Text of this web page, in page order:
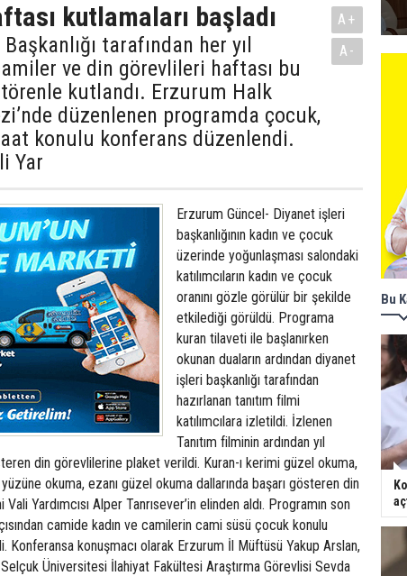
kutlamaları başladı
tarafından her yıl
ve din görevlileri haftası bu
törenle kutlandı. Erzurum Halk
düzenlenen programda çocuk,
konulu konferans düzenlendi.
Yar
A+
A-
Erzurum Güncel- Diyanet işleri
başkanlığının kadın ve çocuk
üzerinde yoğunlaşması salondaki
katılımcıların kadın ve çocuk
oranını gözle görülür bir şekilde
etkilediği görüldü. Programa
kuran tilaveti ile başlanırken
okunan duaların ardından diyanet
işleri başkanlığı tarafından
hazırlanan tanıtım filmi
katılımcılara izletildi. İzlenen
Tanıtım filminin ardından yıl
din görevlilerine plaket verildi. Kuran-ı kerimi güzel okuma,
yüzüne okuma, ezanı güzel okuma dallarında başarı gösteren din
Yardımcısı Alper Tanrısever’in elinden aldı. Programın son
camide kadın ve camilerin cami süsü çocuk konulu
Konferansa konuşmacı olarak Erzurum İl Müftüsü Yakup Arslan,
Üniversitesi İlahiyat Fakültesi Araştırma Görevlisi Sevda
Bu